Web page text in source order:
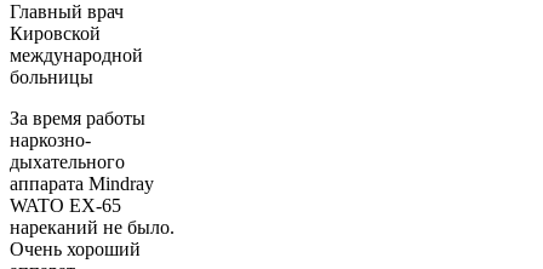
Главный врач
Кировской
международной
больницы
За время работы
наркозно-
дыхательного
аппарата Mindray
WATO EX-65
нареканий не было.
Очень хороший